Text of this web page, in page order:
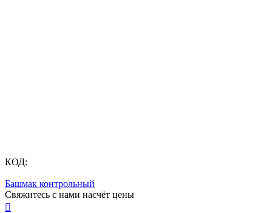
КОД:
Башмак контрольный
Свяжитесь с нами насчёт цены
